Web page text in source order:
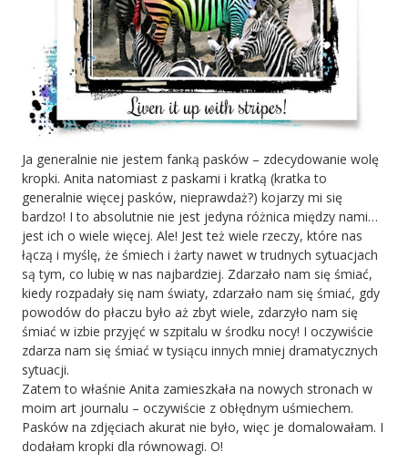
Ja generalnie nie jestem fanką pasków – zdecydowanie wolę
kropki. Anita natomiast z paskami i kratką (kratka to
generalnie więcej pasków, nieprawdaż?) kojarzy mi się
bardzo! I to absolutnie nie jest jedyna różnica między nami…
jest ich o wiele więcej. Ale! Jest też wiele rzeczy, które nas
łączą i myślę, że śmiech i żarty nawet w trudnych sytuacjach
są tym, co lubię w nas najbardziej. Zdarzało nam się śmiać,
kiedy rozpadały się nam światy, zdarzało nam się śmiać, gdy
powodów do płaczu było aż zbyt wiele, zdarzyło nam się
śmiać w izbie przyjęć w szpitalu w środku nocy! I oczywiście
zdarza nam się śmiać w tysiącu innych mniej dramatycznych
sytuacji.
Zatem to właśnie Anita zamieszkała na nowych stronach w
moim art journalu – oczywiście z obłędnym uśmiechem.
Pasków na zdjęciach akurat nie było, więc je domalowałam. I
dodałam kropki dla równowagi. O!